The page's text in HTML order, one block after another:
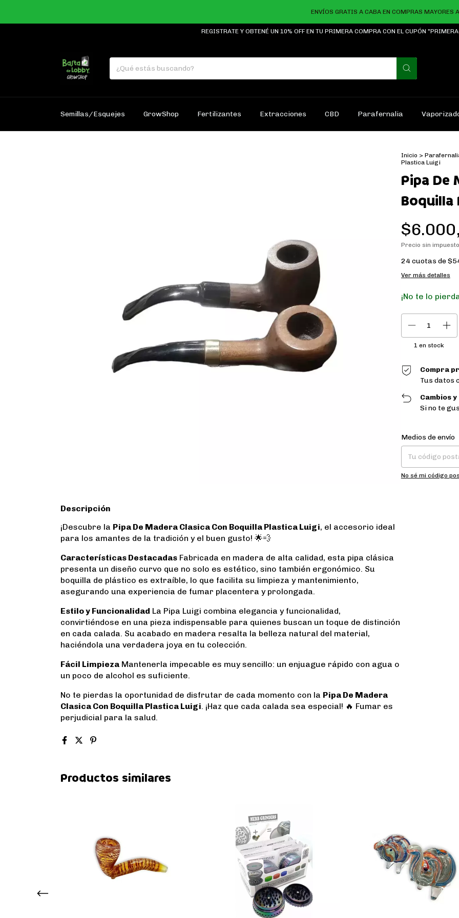
ENVÍOS GRATIS A CABA EN COMPRAS MAYORES A
REGISTRATE Y OBTENÉ UN 10% OFF EN TU PRIMERA COMPRA CON EL CUPÓN
Semillas/Esquejes GrowShop Fertilizantes Extracciones CBD Parafernalia
Inicio >
Plastica Luigi
Pipa De
Boquilla
Precio sin
24 cuotas de
Ver más detalles
¡No te lo
1 en stock
Compra
Tus datos
Cambios
Si no te
Entregas para el
Medios de envío
No sé mi código
Descripción
¡Descubre la Pipa De Madera Clasica Con Boquilla Plastica Luigi, el accesorio ideal
para los amantes de la tradición y el buen gusto! 🌟💨
Características Destacadas Fabricada en madera de alta calidad, esta pipa clásica
presenta un diseño curvo que no solo es estético, sino también ergonómico. Su
boquilla de plástico es extraíble, lo que facilita su limpieza y mantenimiento,
asegurando una experiencia de fumar placentera y prolongada.
Estilo y Funcionalidad La Pipa Luigi combina elegancia y funcionalidad,
convirtiéndose en una pieza indispensable para quienes buscan un toque de distinción
en cada calada. Su acabado en madera resalta la belleza natural del material,
haciéndola una verdadera joya en tu colección.
Fácil Limpieza Mantenerla impecable es muy sencillo: un enjuague rápido con agua o
un poco de alcohol es suficiente.
No te pierdas la oportunidad de disfrutar de cada momento con la Pipa De Madera
Clasica Con Boquilla Plastica Luigi. ¡Haz que cada calada sea especial! 🔥 Fumar es
perjudicial para la salud.
Productos similares